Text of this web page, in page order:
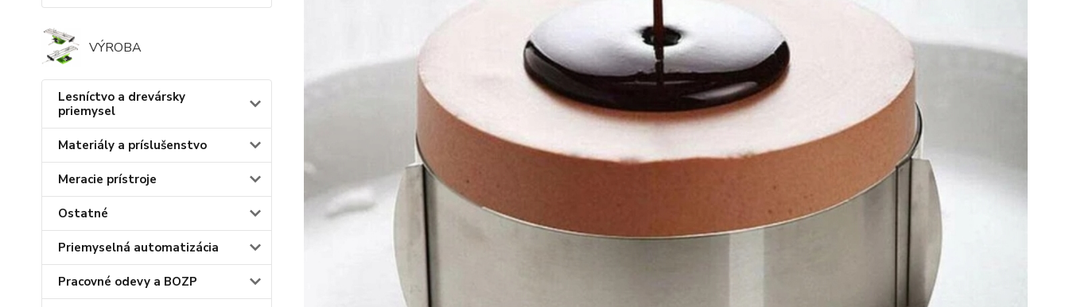
VÝROBA
Lesníctvo a drevársky
priemysel
Materiály a príslušenstvo
Meracie prístroje
Ostatné
Priemyselná automatizácia
Pracovné odevy a BOZP